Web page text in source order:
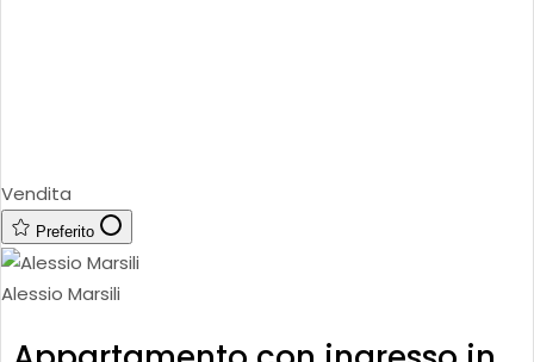
Vendita
Preferito
Alessio Marsili